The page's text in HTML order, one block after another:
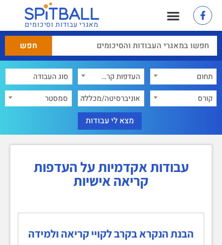
מאגרי עבודות וסיכומים
תחום
העדפות קריאה אישיות
קורס
אוניברסיטה/מכללה סמסטר
עבודות אקדמיות על העדפות
קריאה אישיות
הבנת הנקרא בקרב לקויי קריאה ולמידה